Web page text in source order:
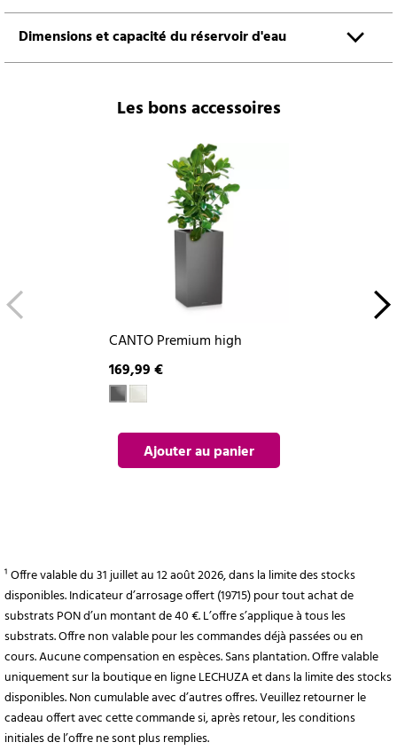
Dimensions et capacité du réservoir d'eau
Les bons accessoires
CANTO Premium high
169,99 €
Ajouter au panier
¹ Offre valable du 31 juillet au 12 août 2026, dans la limite des stocks
disponibles. Indicateur d’arrosage offert (19715) pour tout achat de
substrats PON d’un montant de 40 €. L’offre s’applique à tous les
substrats. Offre non valable pour les commandes déjà passées ou en
cours. Aucune compensation en espèces. Sans plantation. Offre valable
uniquement sur la boutique en ligne LECHUZA et dans la limite des stocks
disponibles. Non cumulable avec d’autres offres. Veuillez retourner le
cadeau offert avec cette commande si, après retour, les conditions
initiales de l’offre ne sont plus remplies.